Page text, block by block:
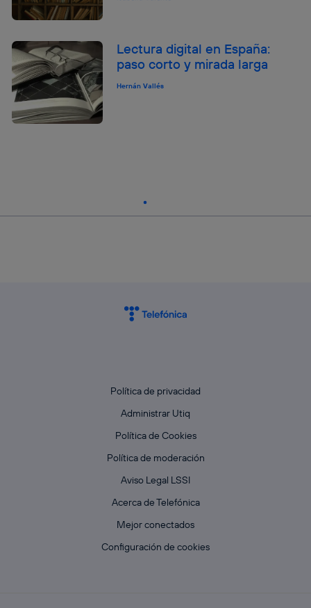
Lectura digital en España:
paso corto y mirada larga
Hernán Vallés
Política de privacidad
Administrar Utiq
Política de Cookies
Política de moderación
Aviso Legal LSSI
Acerca de Telefónica
Mejor conectados
Configuración de cookies